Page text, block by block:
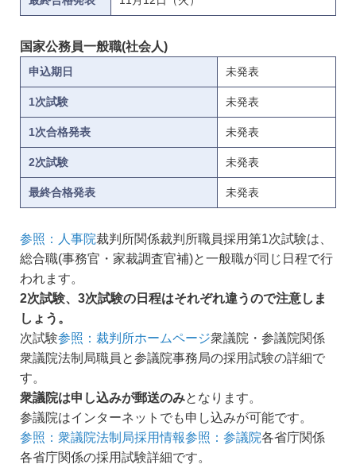
国家公務員一般職(社会人)
申込期日 未発表
1次試験 未発表
1次合格発表 未発表
2次試験 未発表
最終合格発表 未発表
参照：人事院裁判所関係裁判所職員採用第1次試験は、
総合職(事務官・家裁調査官補)と一般職が同じ日程で行
われます。
2次試験、3次試験の日程はそれぞれ違うので注意しま
しょう。
次試験参照：裁判所ホームページ衆議院・参議院関係
衆議院法制局職員と参議院事務局の採用試験の詳細で
す。
衆議院は申し込みが郵送のみとなります。
参議院はインターネットでも申し込みが可能です。
参照：衆議院法制局採用情報参照：参議院各省庁関係
各省庁関係の採用試験詳細です。